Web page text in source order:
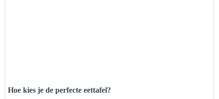
Hoe kies je de perfecte eettafel?